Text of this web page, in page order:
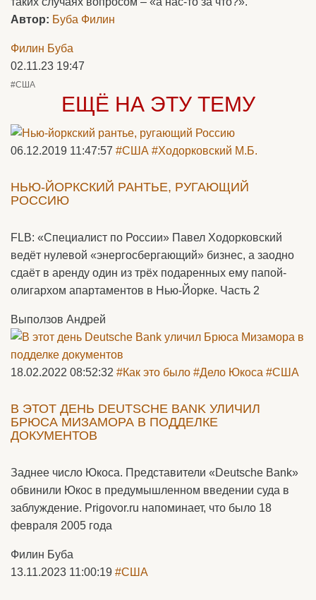
Автор: Буба Филин
Филин Буба
02.11.23 19:47
#США
ЕЩЁ НА ЭТУ ТЕМУ
06.12.2019 11:47:57 #США #Ходорковский М.Б.
НЬЮ-ЙОРКСКИЙ РАНТЬЕ, РУГАЮЩИЙ
РОССИЮ
FLB: «Специалист по России» Павел Ходорковский
ведёт нулевой «энергосбергающий» бизнес, а заодно
сдаёт в аренду один из трёх подаренных ему папой-
олигархом апартаментов в Нью-Йорке. Часть 2
Выползов Андрей
18.02.2022 08:52:32 #Как это было #Дело Юкоса #США
В ЭТОТ ДЕНЬ DEUTSCHE BANK УЛИЧИЛ
БРЮСА МИЗАМОРА В ПОДДЕЛКЕ
ДОКУМЕНТОВ
Заднее число Юкоса. Представители «Deutsche Bank»
обвинили Юкос в предумышленном введении суда в
заблуждение. Prigovor.ru напоминает, что было 18
февраля 2005 года
Филин Буба
13.11.2023 11:00:19 #США